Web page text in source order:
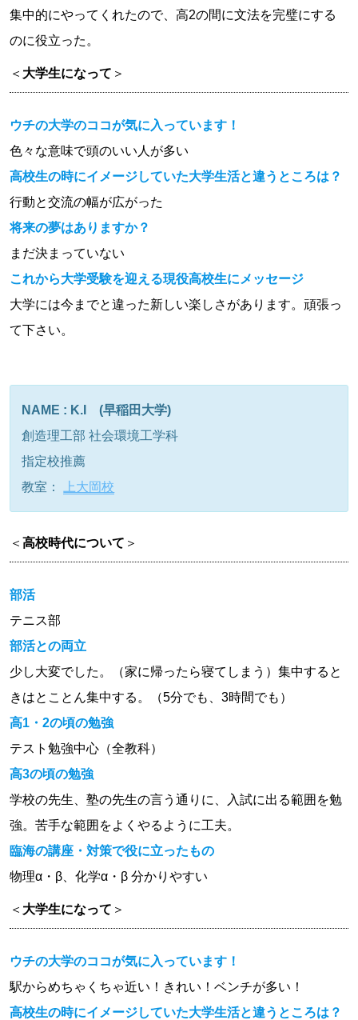
集中的にやってくれたので、高2の間に文法を完璧にする
のに役立った。
＜ 大学生になって ＞
ウチの大学のココが気に入っています！
色々な意味で頭のいい人が多い
高校生の時にイメージしていた大学生活と違うところは？
行動と交流の幅が広がった
将来の夢はありますか？
まだ決まっていない
これから大学受験を迎える現役高校生にメッセージ
大学には今までと違った新しい楽しさがあります。頑張っ
て下さい。
NAME : K.I (早稲田大学)
創造理工部 社会環境工学科
指定校推薦
教室：
上大岡校
＜ 高校時代について ＞
部活
テニス部
部活との両立
少し大変でした。（家に帰ったら寝てしまう）集中すると
きはとことん集中する。（5分でも、3時間でも）
高1・2の頃の勉強
テスト勉強中心（全教科）
高3の頃の勉強
学校の先生、塾の先生の言う通りに、入試に出る範囲を勉
強。苦手な範囲をよくやるように工夫。
臨海の講座・対策で役に立ったもの
物理α・β、化学α・β 分かりやすい
＜ 大学生になって ＞
ウチの大学のココが気に入っています！
駅からめちゃくちゃ近い！きれい！ベンチが多い！
高校生の時にイメージしていた大学生活と違うところは？